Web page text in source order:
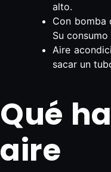
alto.
Con bomba
Su
Aire
sacar un
Qué
aire